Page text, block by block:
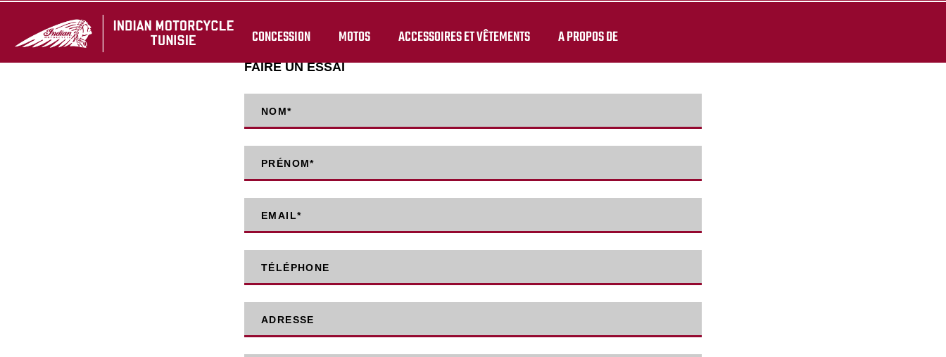
CONCESSION MOTOS ACCESSOIRES ET VÊTEMENTS A PROPOS DE
FAIRE UN ESSAI
NOM*
PRÉNOM*
EMAIL*
TÉLÉPHONE
ADRESSE